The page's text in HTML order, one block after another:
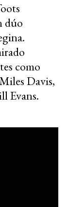
dúo
como
Davis,
Evans.